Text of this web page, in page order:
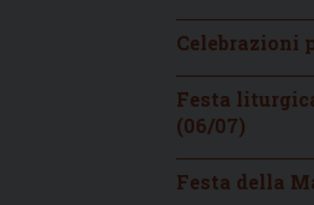
Celebrazioni
Festa
(06/07)
Festa della